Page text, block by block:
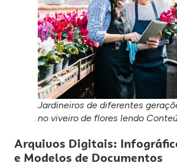
Jardineiros de diferentes
no viveiro de flores lendo
Arquivos Digitais:
e Modelos de Documentos